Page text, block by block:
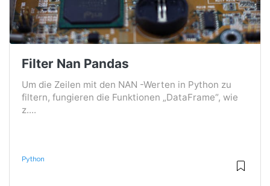
Filter Nan Pandas
Um die Zeilen mit den NAN -Werten in Python zu
filtern, fungieren die Funktionen „DataFrame“, wie
z....
Python